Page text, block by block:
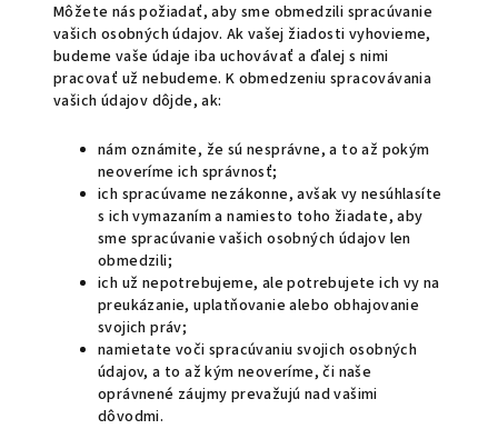
Môžete nás požiadať, aby sme obmedzili spracúvanie
vašich osobných údajov. Ak vašej žiadosti vyhovieme,
budeme vaše údaje iba uchovávať a ďalej s nimi
pracovať už nebudeme. K obmedzeniu spracovávania
vašich údajov dôjde, ak:
nám oznámite, že sú nesprávne, a to až pokým
neoveríme ich správnosť;
ich spracúvame nezákonne, avšak vy nesúhlasíte
s ich vymazaním a namiesto toho žiadate, aby
sme spracúvanie vašich osobných údajov len
obmedzili;
ich už nepotrebujeme, ale potrebujete ich vy na
preukázanie, uplatňovanie alebo obhajovanie
svojich práv;
namietate voči spracúvaniu svojich osobných
údajov, a to až kým neoveríme, či naše
oprávnené záujmy prevažujú nad vašimi
dôvodmi.